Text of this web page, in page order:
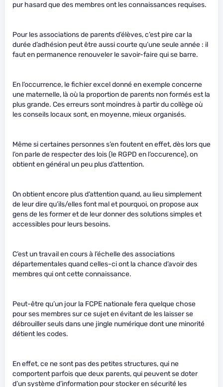
pur hasard que des membres ont les connaissances requises.
Pour les associations de parents d’élèves, c’est pire car la
durée d’adhésion peut être aussi courte qu’une seule année : il
faut en permanence renouveler le savoir-faire qui se barre.
En l’occurrence, le fichier excel donné en exemple concerne
une maternelle, là où la proportion de parents non formés est la
plus grande. Ces erreurs sont moindres à partir du collège où
les conseils locaux sont, en moyenne, mieux organisés.
Même si certaines personnes s’en foutent en effet, dès lors que
l’on parle de respecter des lois (le RGPD en l’occurence), on
obtient en général un peu plus d’attention.
On obtient encore plus d’attention quand, au lieu simplement
de leur dire qu’ils/elles font mal et pourquoi, on propose aux
gens de les former et de leur donner des solutions simples et
accessibles pour leurs besoins.
C’est un travail en cours à l’échelle des associations
départementales quand celles-ci ont la chance d’avoir des
membres qui ont cette connaissance.
Peut-être qu’un jour la FCPE nationale fera quelque chose
pour ses membres sur ce sujet en évitant de les laisser se
débrouiller seuls dans une jingle numérique dont une minorité
détient les codes.
En effet, ce ne sont pas des petites structures, qui ne
comportent parfois que deux parents, qui peuvent se doter
d’un système d’information pour stocker en sécurité les